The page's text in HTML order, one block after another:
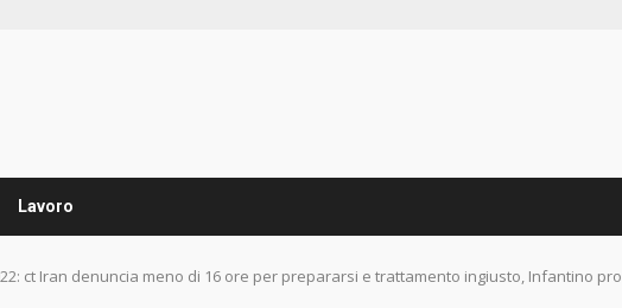
Lavoro
ct Iran denuncia meno di 16 ore per prepararsi e trattamento ingiusto, Infantino